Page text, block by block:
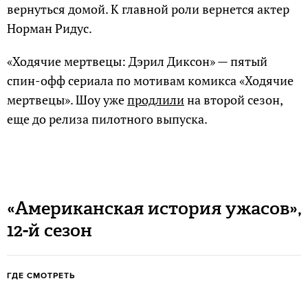
вернуться домой. К главной роли вернется актер
Норман Ридус.
«Ходячие мертвецы: Дэрил Диксон» — пятый
спин-офф сериала по мотивам комикса «Ходячие
мертвецы». Шоу ужепродлилина второй сезон,
еще до релиза пилотного выпуска.
«Американская история ужасов»,
12-й сезон
ГДЕ СМОТРЕТЬ